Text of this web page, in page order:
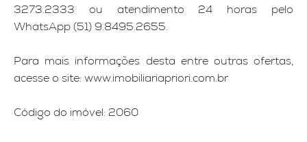
3273.2333 ou atendimento 24 horas pelo
WhatsApp (51) 9.8495.2655.
Para mais informações desta entre outras ofertas,
acesse o site: www.imobiliariapriori.com.br
Código do imóvel: 2060